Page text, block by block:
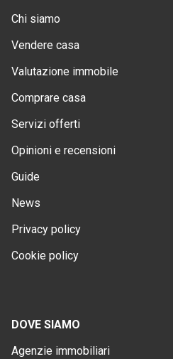
Chi siamo
Vendere casa
Valutazione immobile
Comprare casa
Servizi offerti
Opinioni e recensioni
Guide
News
Privacy policy
Cookie policy
DOVE SIAMO
Agenzie immobiliari